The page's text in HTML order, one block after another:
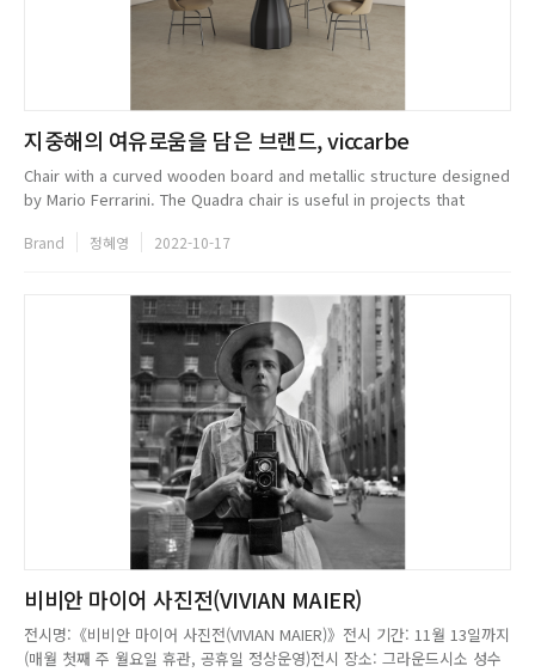
지중해의 여유로움을 담은 브랜드, viccarbe
Chair with a curved wooden board and metallic structure designed
by Mario Ferrarini. The Quadra chair is useful in projects that
educ...
Brand 정혜영 2022-10-17
비비안 마이어 사진전(VIVIAN MAIER)
전시명:《비비안 마이어 사진전(VIVIAN MAIER)》전시 기간: 11월 13일까지
(매월 첫째 주 월요일 휴관, 공휴일 정상운영)전시 장소: 그라운드시소 성수